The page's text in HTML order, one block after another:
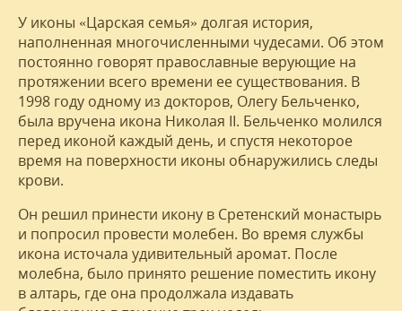
У иконы «Царская семья» долгая история,
наполненная многочисленными чудесами. Об этом
постоянно говорят православные верующие на
протяжении всего времени ее существования. В
1998 году одному из докторов, Олегу Бельченко,
была вручена икона Николая II. Бельченко молился
перед иконой каждый день, и спустя некоторое
время на поверхности иконы обнаружились следы
крови.
Он решил принести икону в Сретенский монастырь
и попросил провести молебен. Во время службы
икона источала удивительный аромат. После
молебна, было принято решение поместить икону
в алтарь, где она продолжала издавать